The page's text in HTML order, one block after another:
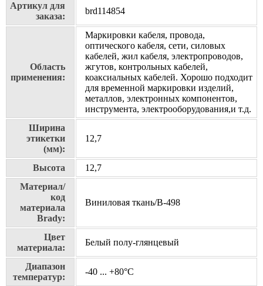
Артикул для
заказа:
brd114854
Область
применения:
Маркировки кабеля, провода,
оптического кабеля, сети, силовых
кабелей, жил кабеля, электропроводов,
жгутов, контрольных кабелей,
коаксиальных кабелей. Хорошо подходит
для временной маркировки изделий,
металлов, электронных компонентов,
инструмента, электрооборудования,и т.д.
Ширина
этикетки
(мм):
12,7
Высота
12,7
Материал/
код
материала
Brady:
Виниловая ткань/В-498
Цвет
материала:
Белый полу-глянцевый
Диапазон
температур:
-40 ... +80°С